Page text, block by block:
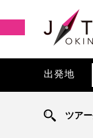
出発地
ツア